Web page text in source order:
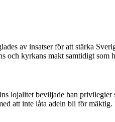
av insatser för att stärka
och kyrkans makt samtidigt som
lojalitet beviljade han privilegier
att inte låta adeln bli för mäktig.